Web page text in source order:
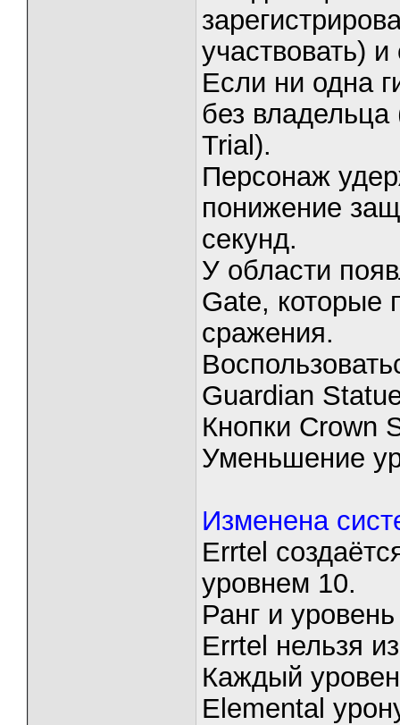
участвовать)
Если ни одна
без
Trial).
Персонаж
понижение
секунд.
У области
Gate, которые
сражения.
Guardian
Кнопки Crown
Уменьшение
Изменена
Errtel
уровнем 10.
Ранг и
Errtel нельзя
Каждый
Elemental